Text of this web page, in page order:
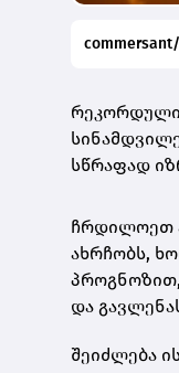
რეკორდული
სწრაფად
ჩრდილოეთ
ახრჩობს,
და
შეიძლება